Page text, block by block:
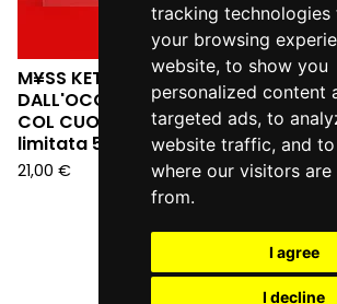
tracking technologies
your browsing
website, to show you
personalized content
targeted ads, to
website traffic, and
where our visitors are
from.
I agree
I decline
M¥SS KETA - L'ANGELO
DALL'OCCHIALE DA SERA:
COL CUORE IN GOLA (Ed.
limitata 555 copie LP)
21,00 €